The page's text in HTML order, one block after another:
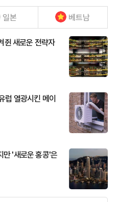
일본 베트남
쥔 새로운 전략자
럽 열광시킨 메이
만 '새로운 홍콩'은